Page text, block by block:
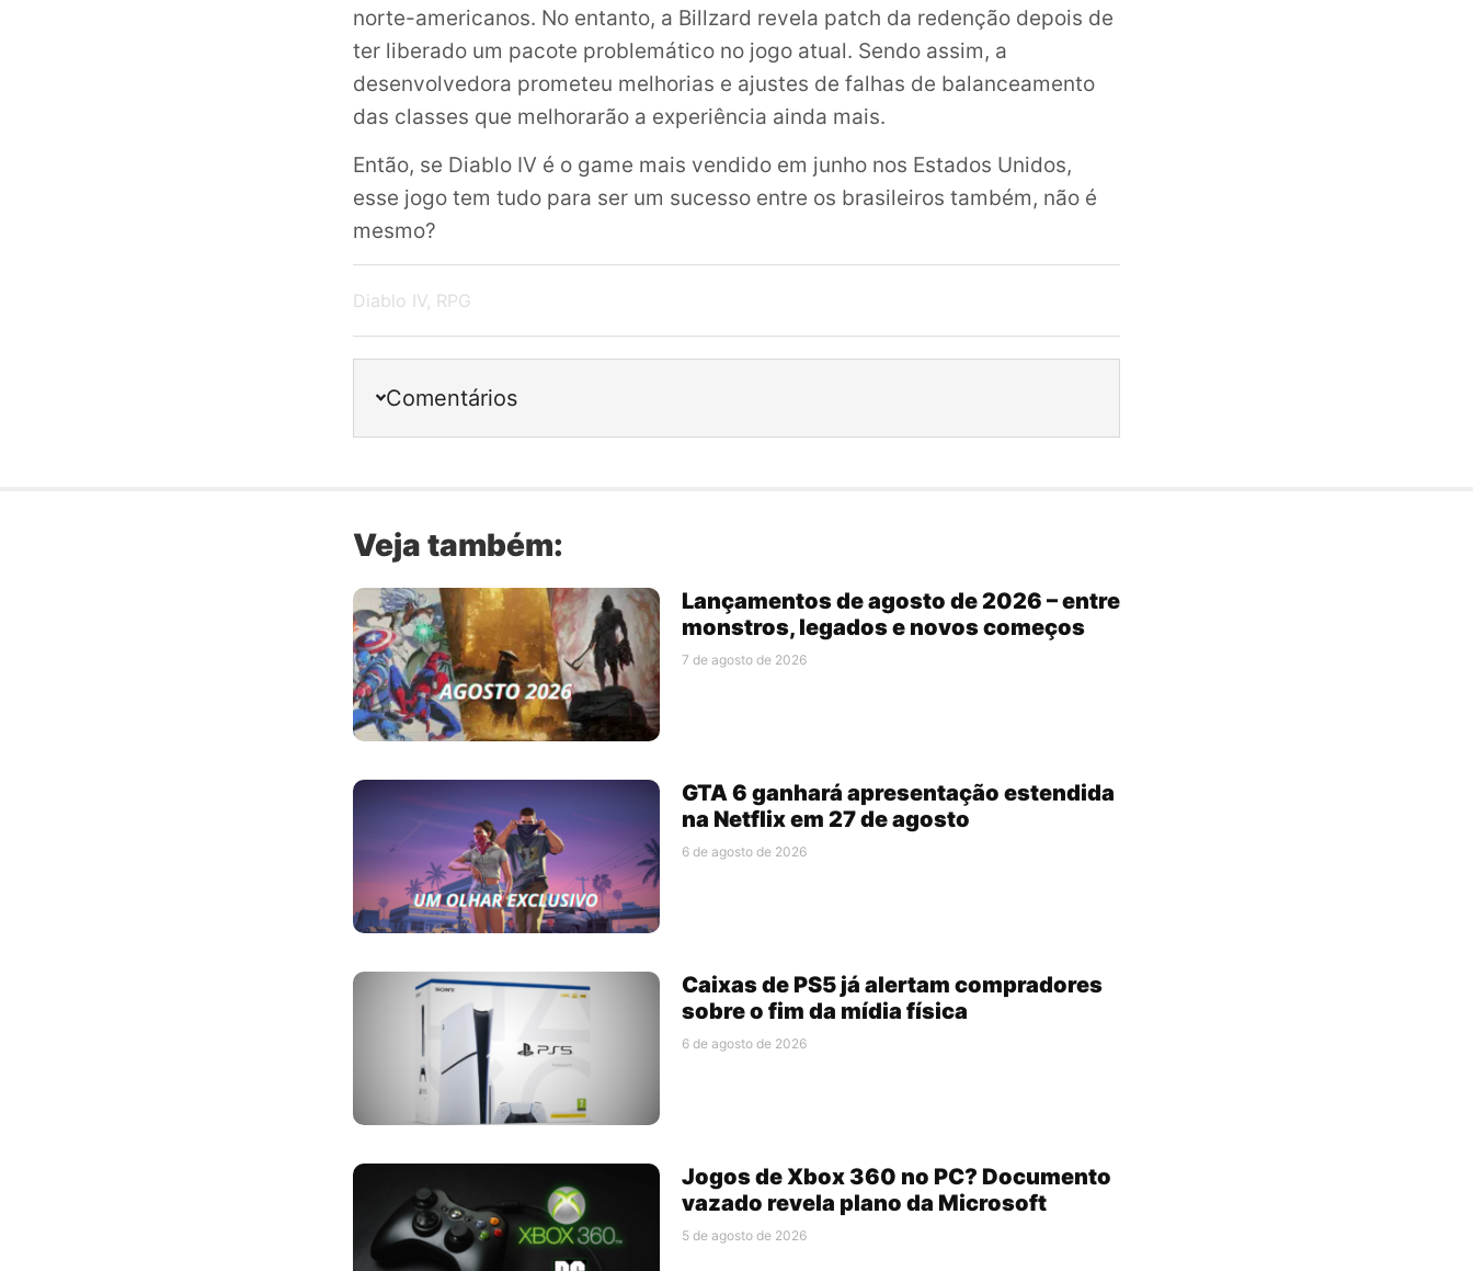
norte-americanos. No entanto, a Billzard revela patch da redenção depois de
ter liberado um pacote problemático no jogo atual. Sendo assim, a
desenvolvedora prometeu melhorias e ajustes de falhas de balanceamento
das classes que melhorarão a experiência ainda mais.
Então, se Diablo IV é o game mais vendido em junho nos Estados Unidos,
esse jogo tem tudo para ser um sucesso entre os brasileiros também, não é
mesmo?
Diablo IV, RPG
Comentários
Veja também:
Lançamentos de agosto de 2026 – entre
monstros, legados e novos começos
7 de agosto de 2026
GTA 6 ganhará apresentação estendida
na Netflix em 27 de agosto
6 de agosto de 2026
Caixas de PS5 já alertam compradores
sobre o fim da mídia física
6 de agosto de 2026
Jogos de Xbox 360 no PC? Documento
vazado revela plano da Microsoft
5 de agosto de 2026